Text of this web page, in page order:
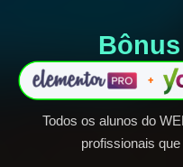
Todos os alunos do
profissionais